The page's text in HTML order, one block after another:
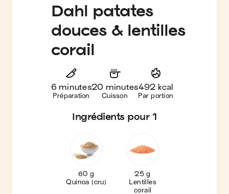
Dahl patates
douces & lentilles
corail
6 minutes
Préparation
20 minutes
Cuisson
492 kcal
Par portion
Ingrédients pour 1
60 g
Quinoa (cru)
25 g
Lentilles
corail